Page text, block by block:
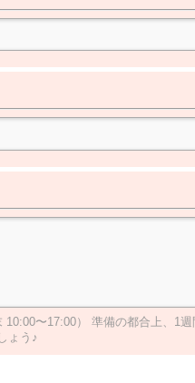
〜17:00） 準備の都合上、1
ょう♪